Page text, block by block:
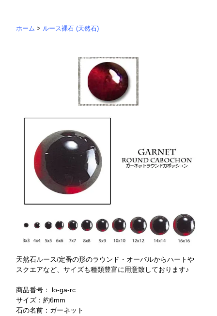
ホーム > ルース裸石 (天然石)
天然石ルース/定番の形のラウンド・オーバルからハートや
スクエアなど、サイズも種類豊富に用意致しております♪
商品番号： lo-ga-rc
サイズ：約6mm
石の名前：ガーネット